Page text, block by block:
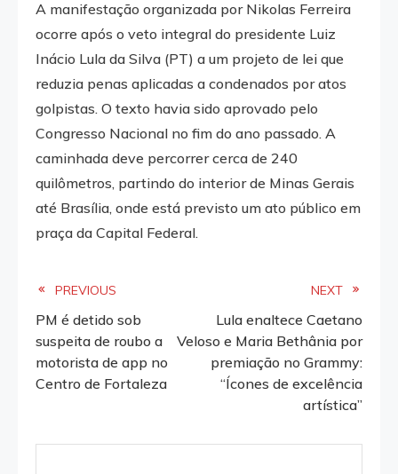
A manifestação organizada por Nikolas Ferreira
ocorre após o veto integral do presidente Luiz
Inácio Lula da Silva (PT) a um projeto de lei que
reduzia penas aplicadas a condenados por atos
golpistas. O texto havia sido aprovado pelo
Congresso Nacional no fim do ano passado. A
caminhada deve percorrer cerca de 240
quilômetros, partindo do interior de Minas Gerais
até Brasília, onde está previsto um ato público em
praça da Capital Federal.
Read
more
articles
PREVIOUS
PM é detido sob
suspeita de roubo a
motorista de app no
Centro de Fortaleza
NEXT
Lula enaltece Caetano
Veloso e Maria Bethânia por
premiação no Grammy:
“Ícones de excelência
artística”